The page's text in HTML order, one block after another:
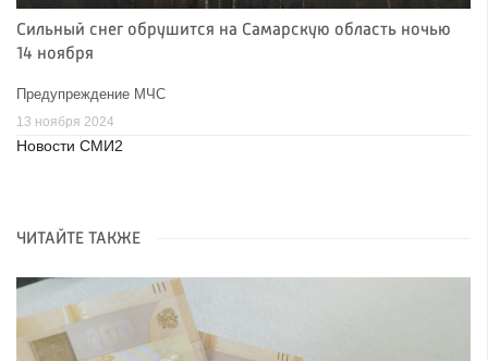
Сильный снег обрушится на Самарскую область ночью
14 ноября
Предупреждение МЧС
13 ноября 2024
Новости СМИ2
ЧИТАЙТЕ ТАКЖЕ